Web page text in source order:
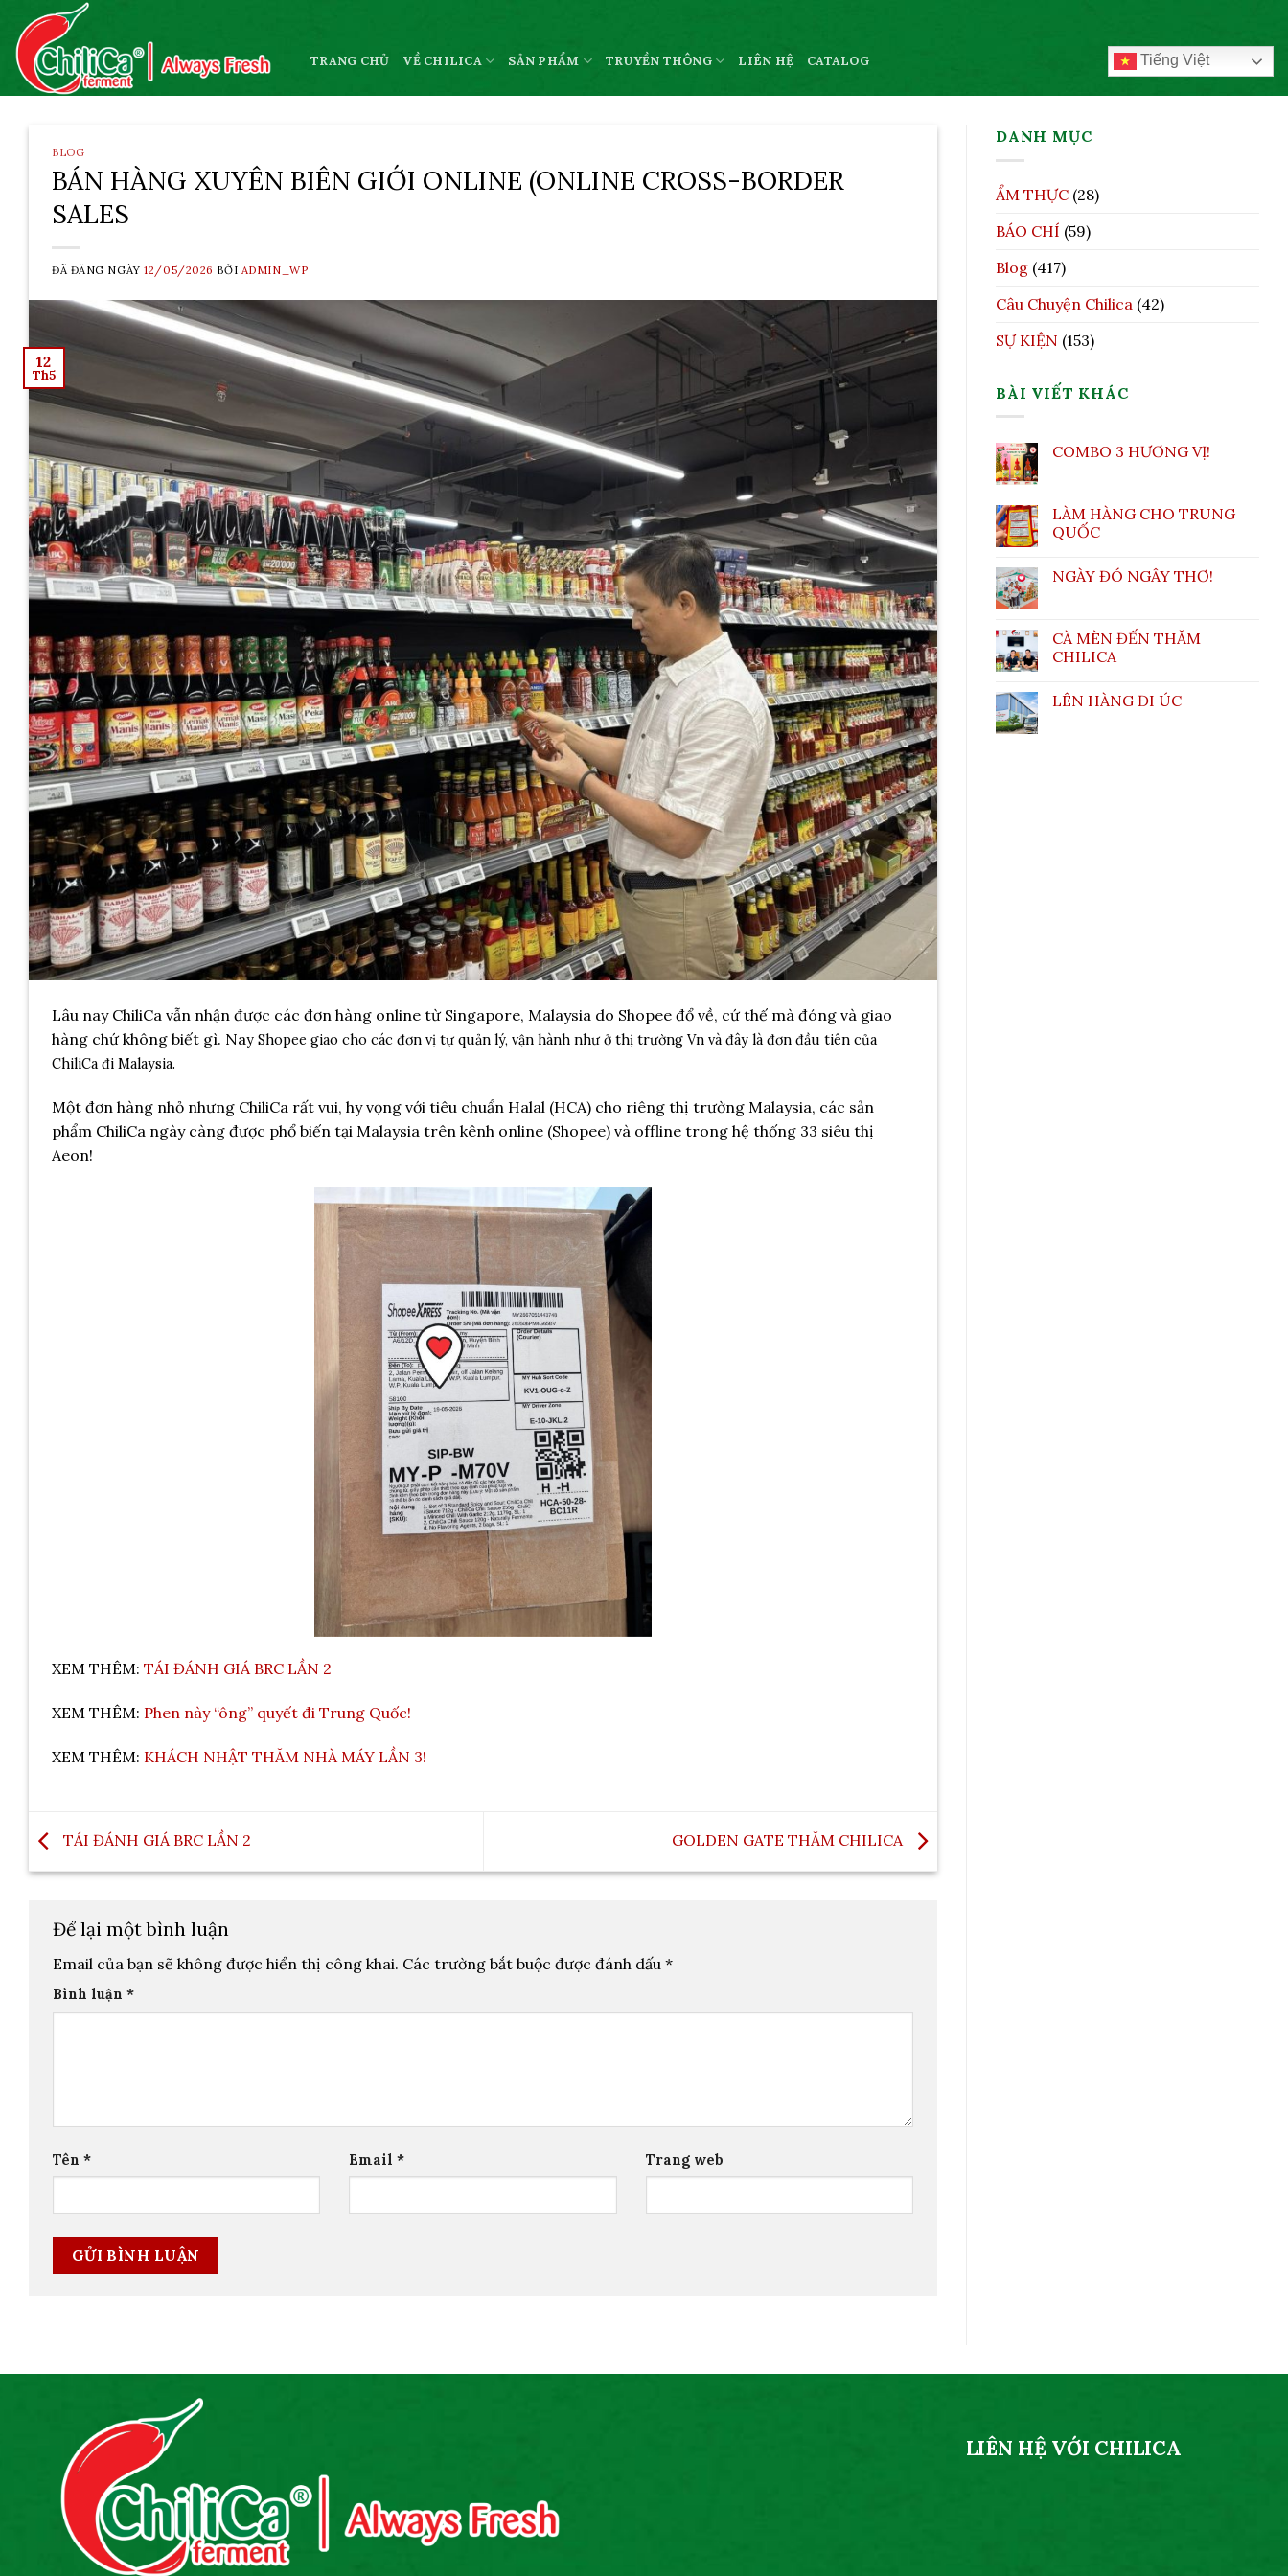
content
TRANG CHỦ VỀ CHILICA SẢN PHẨM TRUYỀN THÔNG LIÊN HỆ CATALOG Tiếng Việt
BLOG
BÁN HÀNG XUYÊN BIÊN GIỚI ONLINE (ONLINE CROSS-BORDER
SALES
ĐÃ ĐĂNG NGÀY12/05/2026 BỞI ADMIN_WP
12
Th5
Lâu nay ChiliCa vẫn nhận được các đơn hàng online từ Singapore, Malaysia do Shopee đổ về, cứ thế mà đóng và giao
hàng chứ không biết gì. Nay Shopee giao cho các đơn vị tự quản lý, vận hành như ở thị trường Vn và đây là đơn đầu tiên của
ChiliCa đi Malaysia.
Một đơn hàng nhỏ nhưng ChiliCa rất vui, hy vọng với tiêu chuẩn Halal (HCA) cho riêng thị trường Malaysia, các sản
phẩm ChiliCa ngày càng được phổ biến tại Malaysia trên kênh online (Shopee) và offline trong hệ thống 33 siêu thị
Aeon!
XEM THÊM: TÁI ĐÁNH GIÁ BRC LẦN 2
XEM THÊM: Phen này “ông” quyết đi Trung Quốc!
XEM THÊM: KHÁCH NHẬT THĂM NHÀ MÁY LẦN 3!
TÁI ĐÁNH GIÁ BRC LẦN 2 GOLDEN GATE THĂM CHILICA
Để lại một bình luận
Email của bạn sẽ không được hiển thị công khai. Các trường bắt buộc được đánh dấu *
Bình luận *
Tên * Email* Trang web
DANH MỤC
ẨM THỰC (28)
BÁO CHÍ (59)
Blog (417)
Câu Chuyện Chilica (42)
SỰ KIỆN (153)
BÀI VIẾT KHÁC
COMBO 3 HƯƠNG VỊ!
LÀM HÀNG CHO TRUNG
QUỐC
NGÀY ĐÓ NGÂY THƠ!
CÀ MÈN ĐẾN THĂM
CHILICA
LÊN HÀNG ĐI ÚC
LIÊN HỆ VỚI CHILICA